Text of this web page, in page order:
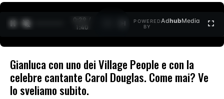
0:30 /
1:40
POWERED
BY
AdhubMedia
Gianluca con uno dei Village People e con la
celebre cantante Carol Douglas. Come mai? Ve
lo sveliamo subito.